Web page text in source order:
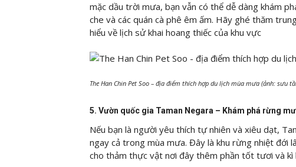
mặc dầu trời mưa, bạn vẫn có thể dễ dàng khám
che và các quán cà phê êm ấm. Hãy ghé thăm
hiểu về lịch sử khai hoang thiếc của khu vực
The Han Chin Pet Soo – địa điểm thích hợp du lịch mùa mưa (ảnh: sưu
5. Vườn quốc gia Taman Negara – Khám phá rừng
Nếu bạn là người yêu thích tự nhiên và xiêu dạt,
ngay cả trong mùa mưa. Đây là khu rừng nhiệt đới
cho thảm thực vật nơi đây thêm phần tốt tươi và kì